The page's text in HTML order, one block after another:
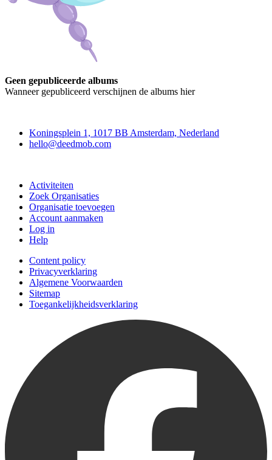
Geen gepubliceerde albums
Wanneer gepubliceerd verschijnen de albums hier
Koningsplein 1, 1017 BB Amsterdam, Nederland
hello@deedmob.com
Activiteiten
Zoek Organisaties
Organisatie toevoegen
Account aanmaken
Log in
Help
Content policy
Privacyverklaring
Algemene Voorwaarden
Sitemap
Toegankelijkheidsverklaring